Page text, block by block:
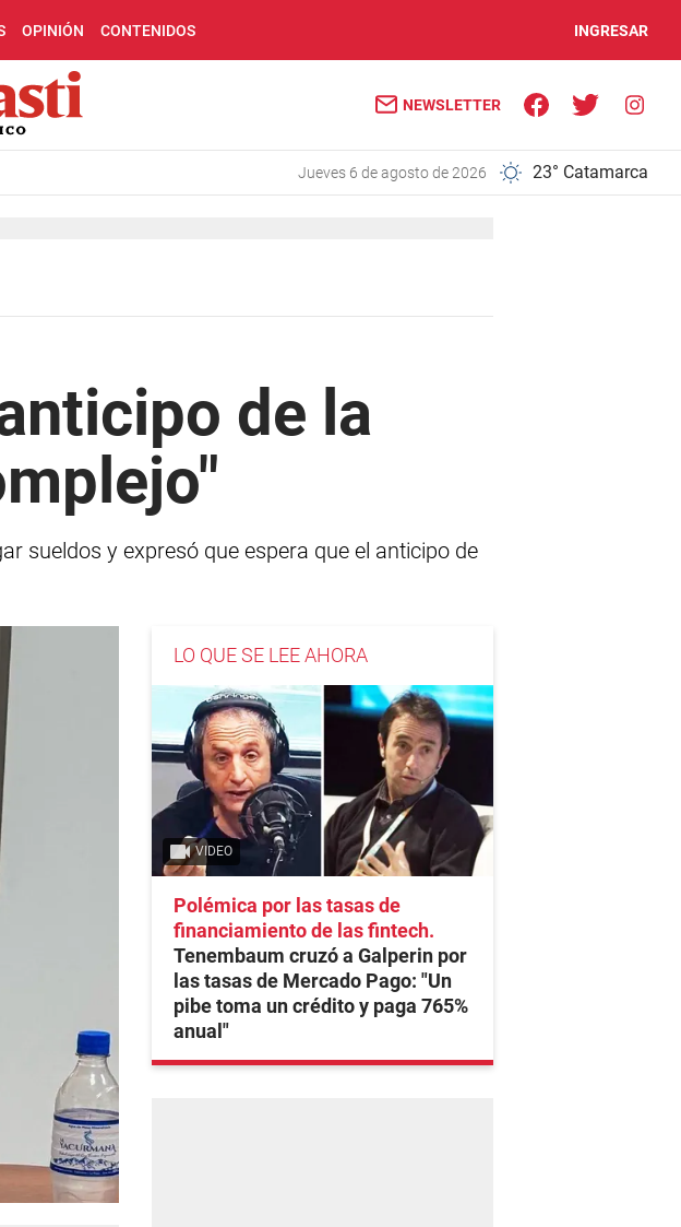
OPINIÓN CONTENIDOS INGRESAR
NEWSLETTER
jueves 6 de agosto de 2026 23° Catamarca
de la
sueldos y expresó que espera que el anticipo de
LO QUE SE LEE AHORA
VIDEO
Polémica por las tasas de
financiamiento de las fintech
Tenembaum cruzó a Galperin por
las tasas de Mercado Pago: "Un
pibe toma un crédito y paga 765%
anual"